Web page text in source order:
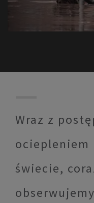
Wraz z
ociepleniem
świecie,